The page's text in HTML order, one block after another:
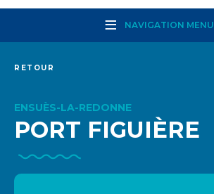
NAVIGATION MENU
RETOUR
ENSUÈS-LA-REDONNE
PORT FIGUIÈRE